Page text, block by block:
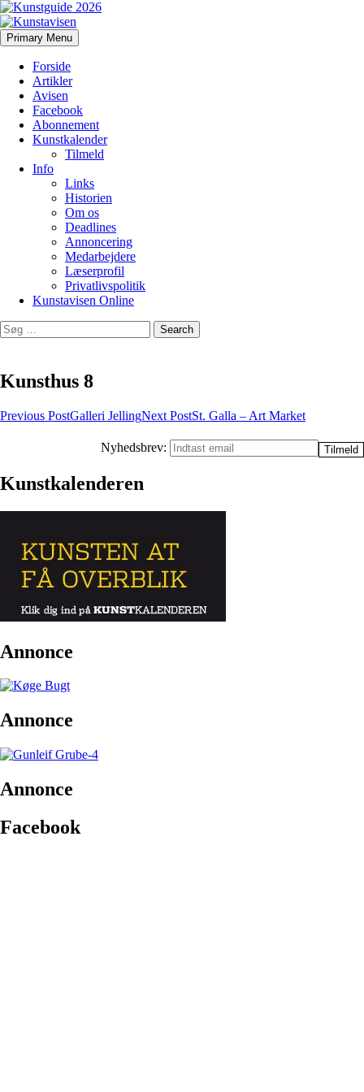
Kunstavisen
Search
Primary Menu Skip
to
Forside
Artikler
Avisen
Facebook
Abonnement
Kunstkalender
Tilmeld
Info
Links
Historien
Om os
Deadlines
Annoncering
Medarbejdere
Læserprofil
Privatlivspolitik
Kunstavisen Online
Search
for:
Kunsthus 8
Post
Previous PostGalleri JellingNext PostSt. Galla – Art Market
Nyhedsbrev:
Kunstkalenderen
Annonce
Annonce
Annonce
Facebook